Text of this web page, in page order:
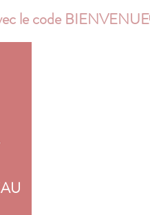
le code BIENVENUE